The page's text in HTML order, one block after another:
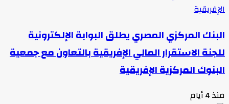
البنك المركزي المصري يطلق البوابة الإلكترونية
للجنة الاستقرار المالي الإفريقية بالتعاون مع جمعية
البنوك المركزية الإفريقية
منذ 4 أيام